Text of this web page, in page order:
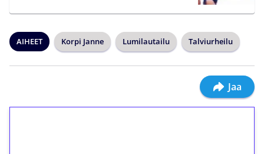
AIHEET Korpi Janne Lumilautailu Talviurheilu
Jaa